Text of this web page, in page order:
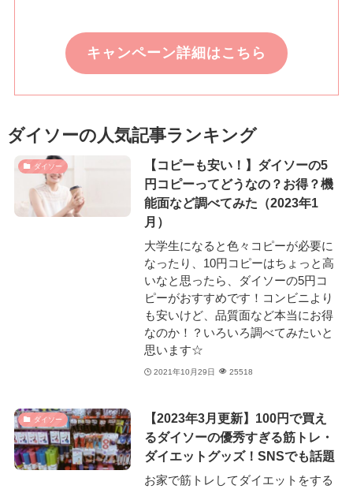
キャンペーン詳細はこちら
ダイソーの人気記事ランキング
ダイソー
【コピーも安い！】ダイソーの5
円コピーってどうなの？お得？機
能面など調べてみた（2023年1
月）
大学生になると色々コピーが必要に
なったり、10円コピーはちょっと高
いなと思ったら、ダイソーの5円コ
ピーがおすすめです！コンビニより
も安いけど、品質面など本当にお得
なのか！？いろいろ調べてみたいと
思います☆
2021年10月29日 25518
ダイソー
【2023年3月更新】100円で買え
るダイソーの優秀すぎる筋トレ・
ダイエットグッズ！SNSでも話題
お家で筋トレしてダイエットをする